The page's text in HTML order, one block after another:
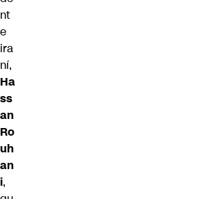
nt
e
ira
ní,
Ha
ss
an
Ro
uh
an
i,